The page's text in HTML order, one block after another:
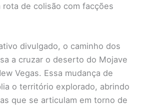
de colisão com facções
divulgado, o caminho dos
a cruzar o deserto do Mojave
Vegas. Essa mudança de
o território explorado, abrindo
que se articulam em torno de